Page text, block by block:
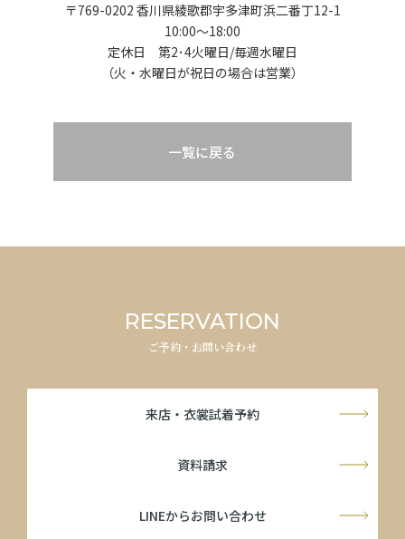
〒769-0202 香川県綾歌郡宇多津町浜二番丁12-1
10:00～18:00
定休日 第2･4火曜日/毎週水曜日
（火・水曜日が祝日の場合は営業）
一覧に戻る
RESERVATION
ご予約・お問い合わせ
来店・衣裳試着予約
資料請求
LINEからお問い合わせ